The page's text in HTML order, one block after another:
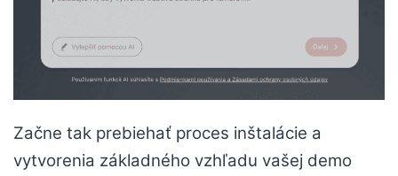
Začne tak prebiehať proces inštalácie a
vytvorenia základného vzhľadu vašej demo